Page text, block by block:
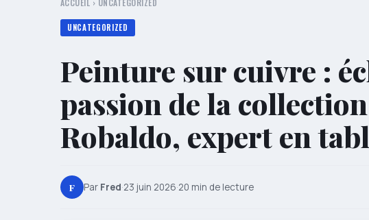
ACCUEIL › UNCATEGORIZED
UNCATEGORIZED
Peinture sur cuivre :
passion de la
Robaldo, expert en
F Par Fred·23 juin 2026·20 min de lecture